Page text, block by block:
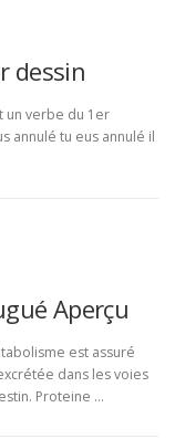
dessin
un verbe du 1er
annulé tu eus annulé il
Aperçu
est assuré
dans les voies
Proteine …